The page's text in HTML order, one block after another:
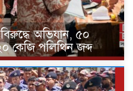
বিরুদ্ধে অভিযান, ৫০
কেজি পলিথিন জব্দ